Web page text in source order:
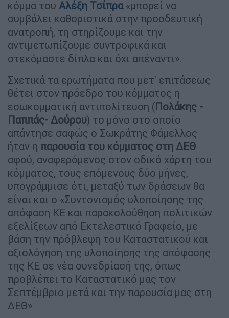
κόμμα του Αλέξη Τσίπρα«μπορεί να
συμβάλει καθοριστικά στην προοδευτική
ανατροπή, τη στηρίζουμε και την
αντιμετωπίζουμε συντροφικά και
στεκόμαστε δίπλα και όχι απέναντι».
Σχετικά τα ερωτήματα που μετ' επιτάσεως
θέτει στον πρόεδρο του κόμματος η
εσωκομματική αντιπολίτευση (Πολάκης -
Παππάς- Δούρου) το μόνο στο οποίο
απάντησε σαφώς ο Σωκράτης Φάμελλος
ήταν η παρουσία του κόμματος στη ΔΕΘ
αφού, αναφερόμενος στον οδικό χάρτη του
κόμματος, τους επόμενους δύο μήνες,
υπογράμμισε ότι, μεταξύ των δράσεων θα
είναι και ο «Συντονισμός υλοποίησης της
απόφαση ΚΕ και παρακολούθηση πολιτικών
εξελίξεων από Εκτελεστικό Γραφείο, με
βάση την πρόβλεψη του Καταστατικού και
αξιολόγηση της υλοποίησης της απόφασης
της ΚΕ σε νέα συνεδρίασή της, όπως
προβλέπει το Καταστατικό μας τον
Σεπτέμβριο μετά και την παρουσία μας στη
ΔΕΘ»